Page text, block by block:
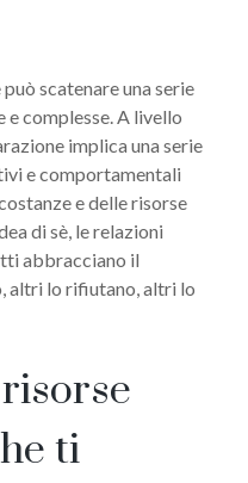
scatenare una serie
complesse. A livello
implica una serie
e comportamentali
e delle risorse
di sè, le relazioni
abbracciano il
altri lo rifiutano, altri lo
ti